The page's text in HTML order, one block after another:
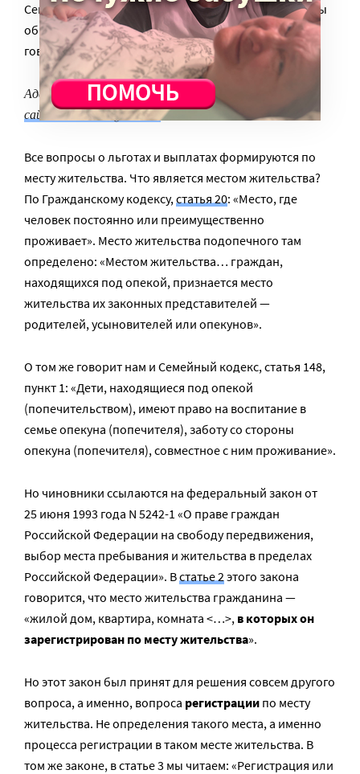
Семейному кодексу. Если в нем что-то нам неясно, мы
обращаемся к гражданскому праву. Об этом прямо
говорится в5-й статьеСемейного кодекса.
Адвокат Антон Жаров.Фото с
сайта thewallmagazine.ru
Все вопросы о льготах и выплатах формируются по
месту жительства. Что является местом жительства?
По Гражданскому кодексу,статья 20: «Место, где
человек постоянно или преимущественно
проживает». Место жительства подопечного там
определено: «Местом жительства… граждан,
находящихся под опекой, признается место
жительства их законных представителей —
родителей, усыновителей или опекунов».
О том же говорит нам и Семейный кодекс, статья 148,
пункт 1: «Дети, находящиеся под опекой
(попечительством), имеют право на воспитание в
семье опекуна (попечителя), заботу со стороны
опекуна (попечителя), совместное с ним проживание».
Но чиновники ссылаются на федеральный закон от
25 июня 1993 года N 5242-1 «О праве граждан
Российской Федерации на свободу передвижения,
выбор места пребывания и жительства в пределах
Российской Федерации». Встатье 2этого закона
говорится, что место жительства гражданина —
«жилой дом, квартира, комната <…>, в которых он
зарегистрирован по месту жительства».
Но этот закон был принят для решения совсем другого
вопроса, а именно, вопроса регистрации по месту
жительства. Не определения такого места, а именно
процесса регистрации в таком месте жительства. В
том же законе, в статье 3 мы читаем: «Регистрация или